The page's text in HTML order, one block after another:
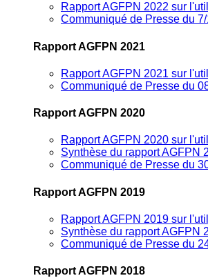
Rapport AGFPN 2022 sur
Communiqué de Presse du
Rapport AGFPN 2021
Rapport AGFPN 2021 sur
Communiqué de Presse du
Rapport AGFPN 2020
Rapport AGFPN 2020 sur
Synthèse du rapport AGFPN
Communiqué de Presse du
Rapport AGFPN 2019
Rapport AGFPN 2019 sur
Synthèse du rapport AGFPN
Communiqué de Presse du
Rapport AGFPN 2018